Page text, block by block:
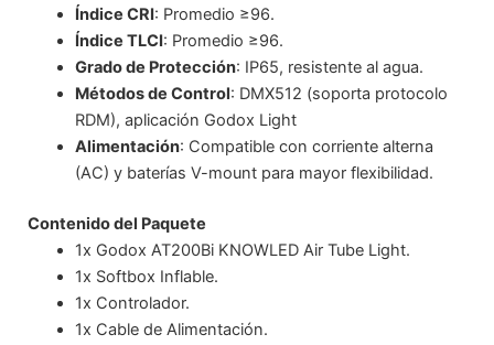
Índice CRI: Promedio ≥96.
Índice TLCI: Promedio ≥96.
Grado de Protección: IP65, resistente al agua.
Métodos de Control: DMX512 (soporta protocolo
RDM), aplicación Godox Light
Alimentación: Compatible con corriente alterna
(AC) y baterías V-mount para mayor flexibilidad.
Contenido del Paquete
1x Godox AT200Bi KNOWLED Air Tube Light.
1x Softbox Inflable.
1x Controlador.
1x Cable de Alimentación.